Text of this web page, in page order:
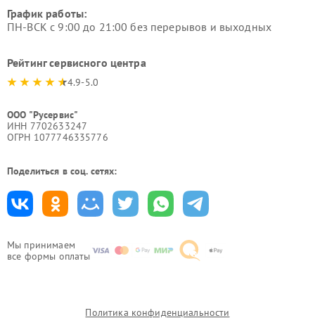
Мы принимаем
все формы оплаты
График работы:
ПН-ВСК с 9:00 до 21:00 без перерывов и выходных
Рейтинг сервисного центра
4.9-5.0
ООО "Русервис"
ИНН 7702633247
ОГРН 1077746335776
Поделиться в соц. сетях:
Политика конфиденциальности